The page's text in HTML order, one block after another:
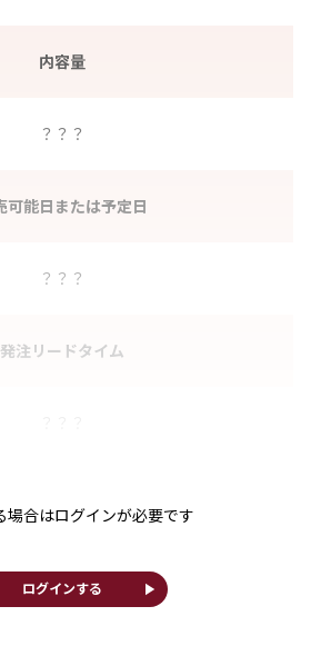
内容量
？？？
可能日または予定日
？？？
発注リードタイム
場合はログインが必要です
ログインする play_arrow